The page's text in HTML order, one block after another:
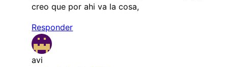
creo que por ahi va la cosa,
Responder
avi